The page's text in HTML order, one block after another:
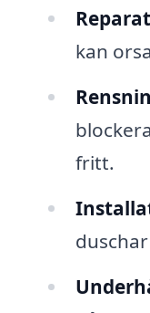
kan
fritt.